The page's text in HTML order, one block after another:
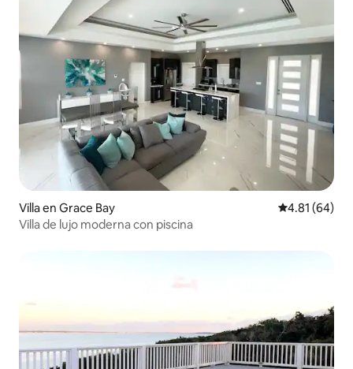
Villa en Grace Bay Calificación
4.81 (64)
Villa de lujo moderna con piscina